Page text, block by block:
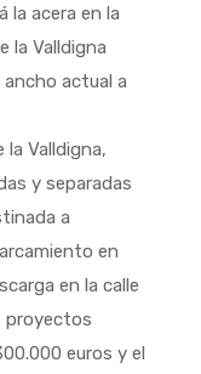
la acera en la
la Valldigna
ancho actual a
la Valldigna,
y separadas
a
en
en la calle
proyectos
euros y el